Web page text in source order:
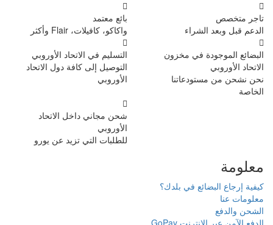
بائع معتمد
واكاكو، كافيلات، Flair وأكثر
التسليم في الاتحاد الأوروبي
التوصيل إلى كافة دول الاتحاد
الأوروبي